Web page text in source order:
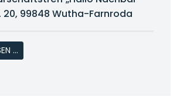
20, 99848 Wutha-Farnroda
…LINE DANCE